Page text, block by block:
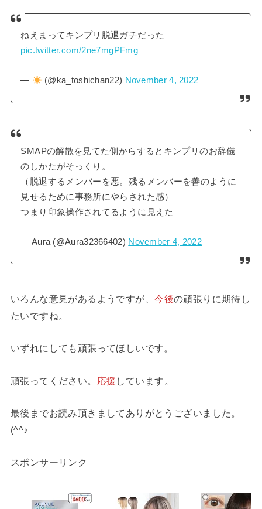
ねえまってキンプリ脱退ガチだった
pic.twitter.com/2ne7mgPFmg
— (@ka_toshichan22) November 4, 2022
SMAPの解散を見てた側からするとキンプリのお辞儀
のしかたがそっくり。
（脱退するメンバーを悪。残るメンバーを善のように
見せるために事務所にやらされた感）
つまり印象操作されてるように見えた
— Aura (@Aura32366402) November 4, 2022
いろんな意見があるようですが、今後の頑張りに期待し
たいですね。
いずれにしても頑張ってほしいです。
頑張ってください。 応援 しています。
最後までお読み頂きましてありがとうございました。
(^^♪
スポンサーリンク